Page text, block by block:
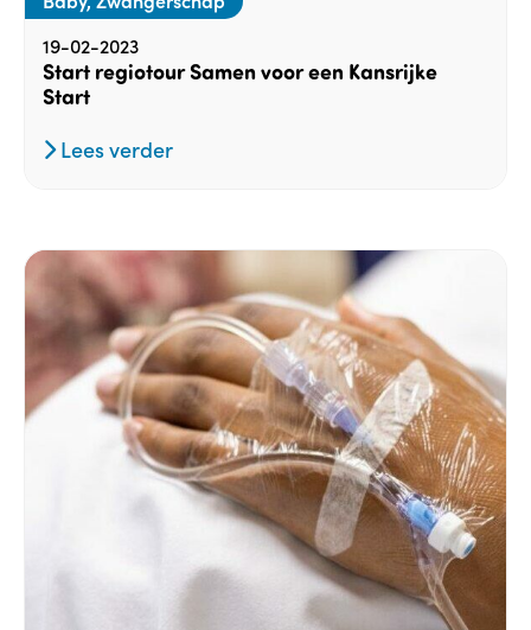
19-02-2023
Start regiotour Samen voor een Kansrijke
Start
Lees verder